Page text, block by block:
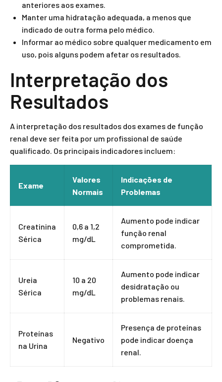
anteriores aos exames.
Manter uma hidratação adequada, a menos que
indicado de outra forma pelo médico.
Informar ao médico sobre qualquer medicamento em
uso, pois alguns podem afetar os resultados.
Interpretação dos
Resultados
A interpretação dos resultados dos exames de função
renal deve ser feita por um profissional de saúde
qualificado. Os principais indicadores incluem:
Exame
Valores
Normais
Indicações de
Problemas
Creatinina
Sérica
0,6 a 1,2
mg/dL
Aumento pode indicar
função renal
comprometida.
Ureia
Sérica
10 a 20
mg/dL
Aumento pode indicar
desidratação ou
problemas renais.
Proteínas
na Urina
Negativo
Presença de proteínas
pode indicar doença
renal.